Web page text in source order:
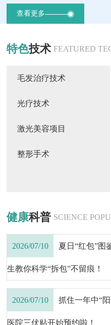
查看更多
特色技术 FEATURED
毛发治疗技术
光疗技术
激光美容项目
整形手术
健康科普 SCIENCE
2026/07/10 夏日“红包”图
生教你科学“拆包”不留痕！
2026/07/10 抓住一年中“
医院三伏贴开始预约啦！